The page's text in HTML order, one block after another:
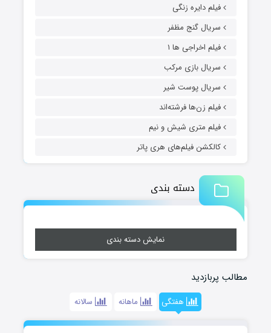
فیلم دایره زنگی
سریال گنج مظفر
فیلم اخراجی ها ۱
سریال بازی مرکب
سریال پوست شیر
فیلم زن‌ها فرشته‌اند
فیلم متری شیش و نیم
کالکشن فیلم‌های هری پاتر
دسته بندی
نمایش دسته بندی
مطالب پربازدید
هفتگی ماهانه سالانه